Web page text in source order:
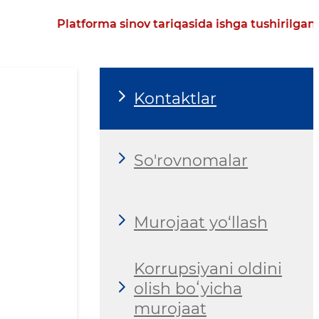
Platforma sinov tariqasida ishga tushirilgan
Kontaktlar
So'rovnomalar
Murojaat yo‘llash
Korrupsiyani oldini
olish boʻyicha
murojaat